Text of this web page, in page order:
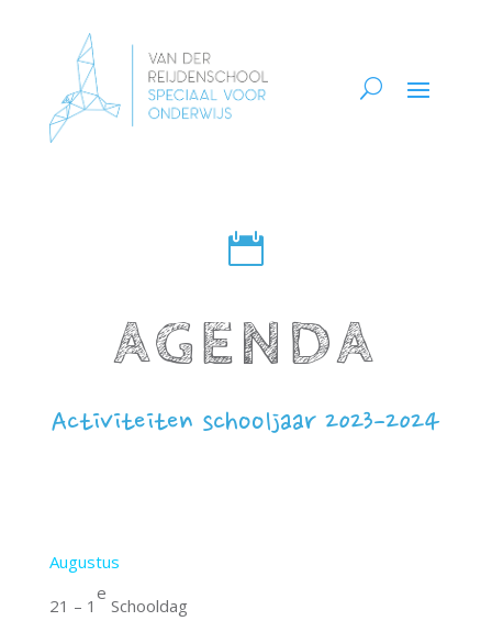

AGENDA
Activiteiten schooljaar 2023-2024
Augustus
21 – 1
e
Schooldag